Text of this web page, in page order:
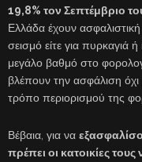
19,8% τον Σεπτέμβριο
Ελλάδα έχουν ασφαλιστική
σεισμό είτε για πυρκαγιά
μεγάλο βαθμό στο
βλέπουν την ασφάλιση
τρόπο περιορισμού της
Βέβαια, για να
πρέπει οι κατοικίες